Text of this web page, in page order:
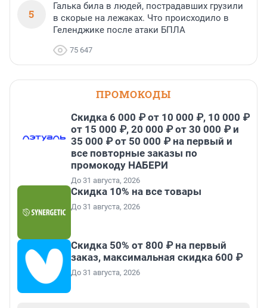
5
Галька била в людей, пострадавших грузили
в скорые на лежаках. Что происходило в
Геленджике после атаки БПЛА
75 647
ПРОМОКОДЫ
Скидка 6 000 ₽ от 10 000 ₽, 10 000 ₽
от 15 000 ₽, 20 000 ₽ от 30 000 ₽ и
35 000 ₽ от 50 000 ₽ на первый и
все повторные заказы по
промокоду НАБЕРИ
До 31 августа, 2026
Скидка 10% на все товары
До 31 августа, 2026
Скидка 50% от 800 ₽ на первый
заказ, максимальная скидка 600 ₽
До 31 августа, 2026